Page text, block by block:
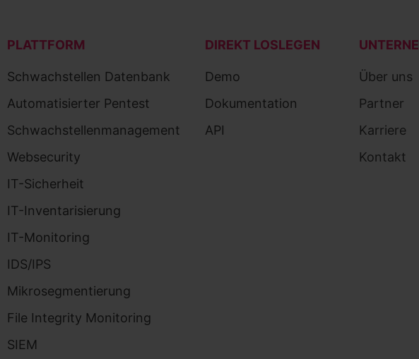
PLATTFORM
Schwachstellen Datenbank
Automatisierter Pentest
Schwachstellenmanagement
Websecurity
IT-Sicherheit
IT-Inventarisierung
IT-Monitoring
IDS/IPS
Mikrosegmentierung
File Integrity Monitoring
SIEM
DIREKT LOSLEGEN
Demo
Dokumentation
API
Über uns
Partner
Karriere
Kontakt